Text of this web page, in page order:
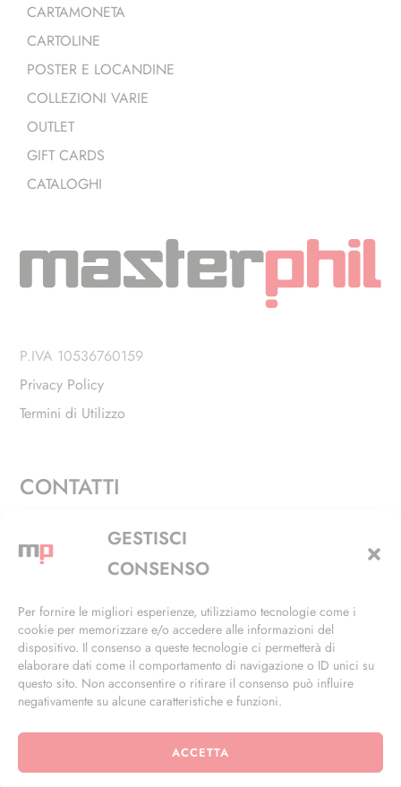
GESTISCI
CONSENSO
Per fornire le migliori esperienze, utilizziamo tecnologie come i
cookie per memorizzare e/o accedere alle informazioni del
dispositivo. Il consenso a queste tecnologie ci permetterà di
elaborare dati come il comportamento di navigazione o ID unici su
questo sito. Non acconsentire o ritirare il consenso può influire
negativamente su alcune caratteristiche e funzioni.
ACCETTA
CARTAMONETA
CARTOLINE
POSTER E LOCANDINE
COLLEZIONI VARIE
OUTLET
GIFT CARDS
CATALOGHI
P.IVA 10536760159
Privacy Policy
Termini di Utilizzo
CONTATTI
Via Alfieri, 27 - Trezzano Sul Naviglio (MI)
+39 02 4846 3155
info@masterphil.it